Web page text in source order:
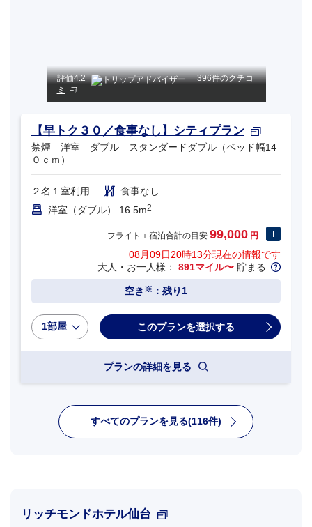
評価4.2
396件のクチコ
ミ
【早トク３０／食事なし】シティプラン
禁煙 洋室 ダブル スタンダードダブル（ベッド幅14
０ｃｍ）
２名１室利用
食事なし
洋室（ダブル） 16.5m2
フライト＋宿泊合計の目安 99,000 円
08月09日20時13分現在の情報です
大人・お一人様： 891マイル〜 貯まる
空き ※ ：残り1
1部屋
プランの詳細を見る
すべてのプランを見る(116件)
リッチモンドホテル仙台